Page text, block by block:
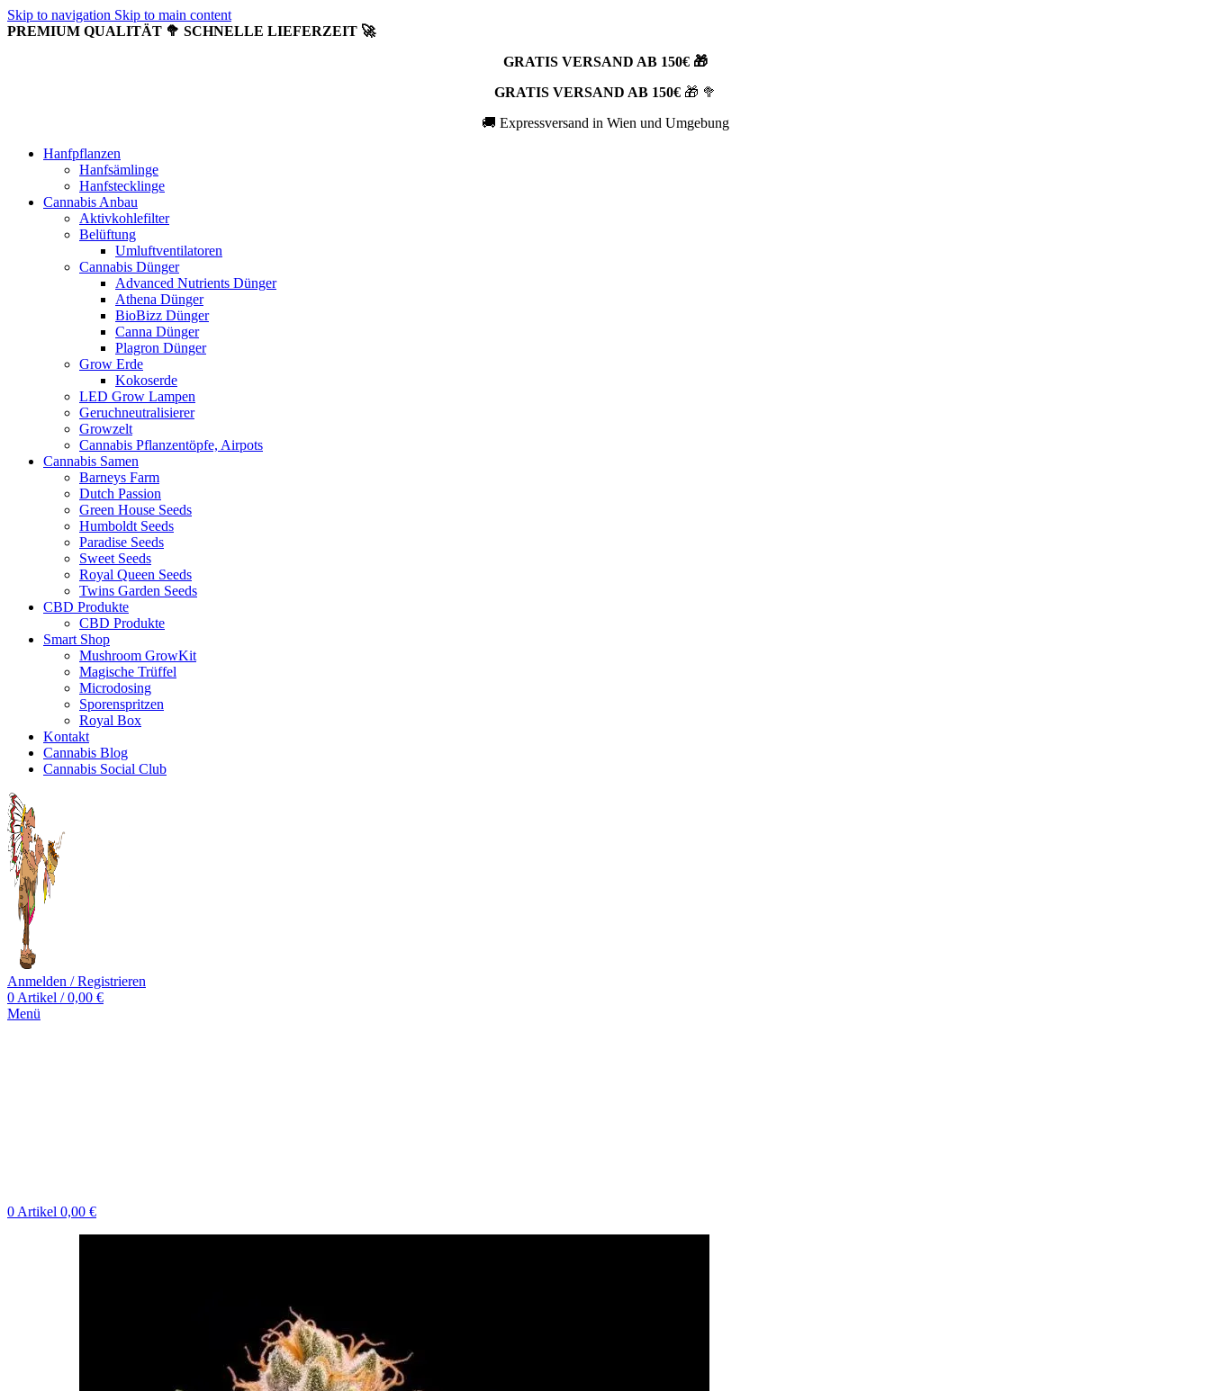
Skip to navigation Skip to main content
PREMIUM QUALITÄT 🥦 SCHNELLE LIEFERZEIT 🚀
GRATIS VERSAND AB 150€ 🎁
GRATIS VERSAND AB 150€🎁 🥦
🚚 Expressversand in Wien und Umgebung
Hanfpflanzen
Hanfsämlinge
Hanfstecklinge
Cannabis Anbau
Aktivkohlefilter
Belüftung
Umluftventilatoren
Cannabis Dünger
Advanced Nutrients Dünger
Athena Dünger
BioBizz Dünger
Canna Dünger
Plagron Dünger
Grow Erde
Kokoserde
LED Grow Lampen
Geruchneutralisierer
Growzelt
Cannabis Pflanzentöpfe, Airpots
Cannabis Samen
Barneys Farm
Dutch Passion
Green House Seeds
Humboldt Seeds
Paradise Seeds
Sweet Seeds
Royal Queen Seeds
Twins Garden Seeds
CBD Produkte
CBD Produkte
Smart Shop
Mushroom GrowKit
Magische Trüffel
Microdosing
Sporenspritzen
Royal Box
Kontakt
Cannabis Blog
Cannabis Social Club
Anmelden / Registrieren
0 Artikel / 0,00 €
Menü
0 Artikel 0,00 €